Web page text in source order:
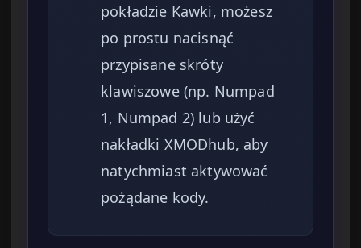
pokładzie Kawki, możesz
po prostu nacisnąć
przypisane skróty
klawiszowe (np. Numpad
1, Numpad 2) lub użyć
nakładki XMODhub, aby
natychmiast aktywować
pożądane kody.